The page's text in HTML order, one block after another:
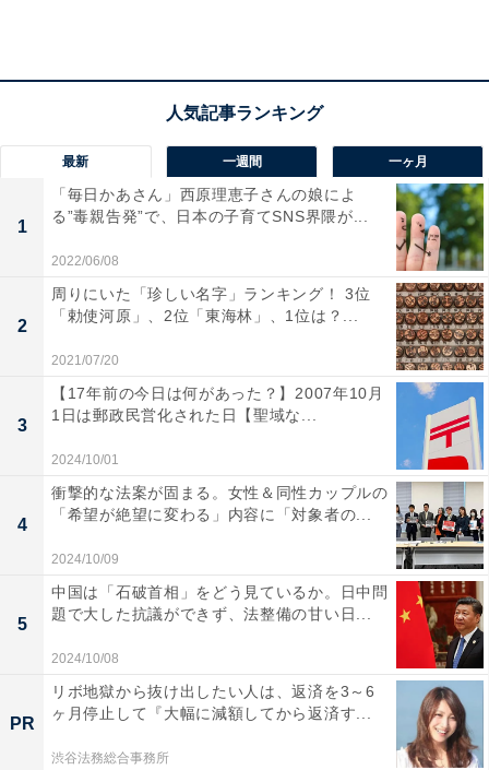
第2位：福岡市中央区
2位には、「福岡市中央区」がランクイン。
九州最大の都市「福岡市」の中心地であると同時に、西
日本では大阪市や神戸市に次ぐ事業集積地です。賃貸ニ
ーズも非常に高く、関西圏や首都圏からの移住も活発な
エリアとなっています。「借りて住みたい」は賃貸ニー
ズのランキングなため2位という結果でしたが、「買っ
て住みたい」では1位を獲得しています。
最新 一週間 一ヶ月
1
「毎日かあさん」西原理恵子さんの娘によ
る”毒親告発”で、日本の子育てSNS界隈が...
2022/06/08
2
周りにいた「珍しい名字」ランキング！ 3位
「勅使河原」、2位「東海林」、1位は？...
2021/07/20
3
【17年前の今日は何があった？】2007年10月
1日は郵政民営化された日【聖域な...
2024/10/01
4
衝撃的な法案が固まる。女性＆同性カップルの
「希望が絶望に変わる」内容に「対象者の...
2024/10/09
5
中国は「石破首相」をどう見ているか。日中問
題で大した抗議ができず、法整備の甘い日...
2024/10/08
PR
リボ地獄から抜け出したい人は、返済を3～6
ヶ月停止して『大幅に減額してから返済す...
渋谷法務総合事務所